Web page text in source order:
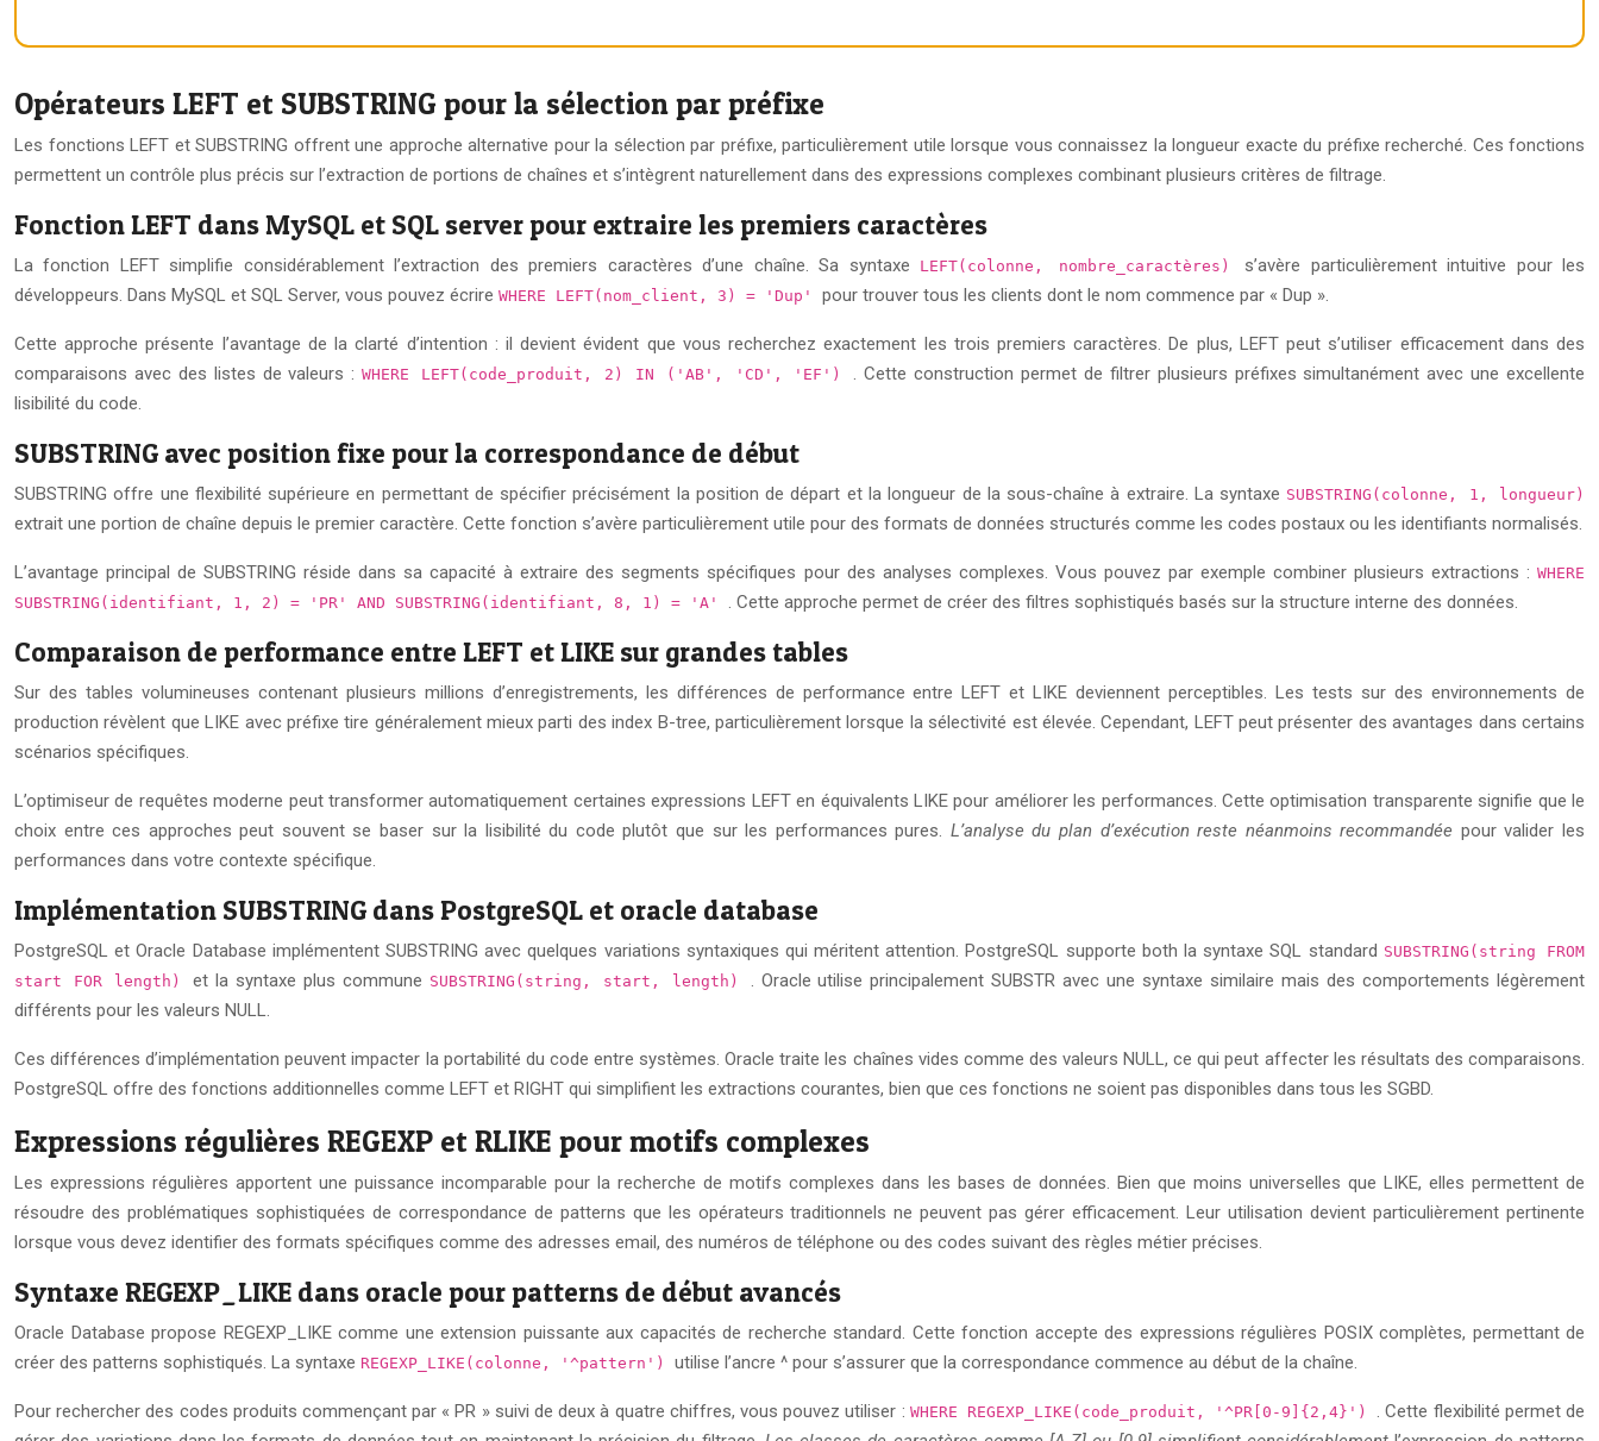
Opérateurs LEFT et SUBSTRING pour la sélection par préfixe
Les fonctions LEFT et SUBSTRING offrent une approche alternative pour la sélection par préfixe, particulièrement utile lorsque vous connaissez la longueur exacte du préfixe recherché. Ces fonctions
permettent un contrôle plus précis sur l’extraction de portions de chaînes et s’intègrent naturellement dans des expressions complexes combinant plusieurs critères de filtrage.
Fonction LEFT dans MySQL et SQL server pour extraire les premiers caractères
La fonction LEFT simplifie considérablement l’extraction des premiers caractères d’une chaîne. Sa syntaxe LEFT(colonne, nombre_caractères) s’avère particulièrement intuitive pour les
développeurs. Dans MySQL et SQL Server, vous pouvez écrire WHERE LEFT(nom_client, 3) = 'Dup' pour trouver tous les clients dont le nom commence par « Dup ».
Cette approche présente l’avantage de la clarté d’intention : il devient évident que vous recherchez exactement les trois premiers caractères. De plus, LEFT peut s’utiliser efficacement dans des
comparaisons avec des listes de valeurs :WHERE LEFT(code_produit, 2) IN ('AB', 'CD', 'EF')
. Cette construction permet de filtrer plusieurs préfixes simultanément avec une excellente
lisibilité du code.
SUBSTRING avec position fixe pour la correspondance de début
SUBSTRING offre une flexibilité supérieure en permettant de spécifier précisément la position de départ et la longueur de la sous-chaîne à extraire. La syntaxe SUBSTRING(colonne, 1, longueur)
extrait une portion de chaîne depuis le premier caractère. Cette fonction s’avère particulièrement utile pour des formats de données structurés comme les codes postaux ou les identifiants normalisés.
L’avantage principal de SUBSTRING réside dans sa capacité à extraire des segments spécifiques pour des analyses complexes. Vous pouvez par exemple combiner plusieurs extractions : WHERE
SUBSTRING(identifiant, 1, 2) = 'PR' AND SUBSTRING(identifiant, 8, 1) = 'A'
. Cette approche permet de créer des filtres sophistiqués basés sur la structure interne des données.
Comparaison de performance entre LEFT et LIKE sur grandes tables
Sur des tables volumineuses contenant plusieurs millions d’enregistrements, les différences de performance entre LEFT et LIKE deviennent perceptibles. Les tests sur des environnements de
production révèlent que LIKE avec préfixe tire généralement mieux parti des index B-tree, particulièrement lorsque la sélectivité est élevée. Cependant, LEFT peut présenter des avantages dans certains
scénarios spécifiques.
L’optimiseur de requêtes moderne peut transformer automatiquement certaines expressions LEFT en équivalents LIKE pour améliorer les performances. Cette optimisation transparente signifie que le
choix entre ces approches peut souvent se baser sur la lisibilité du code plutôt que sur les performances pures. L’analyse du plan d’exécution reste néanmoins recommandée pour valider les
performances dans votre contexte spécifique.
Implémentation SUBSTRING dans PostgreSQL et oracle database
PostgreSQL et Oracle Database implémentent SUBSTRING avec quelques variations syntaxiques qui méritent attention. PostgreSQL supporte both la syntaxe SQL standard SUBSTRING(string FROM
start FOR length) et la syntaxe plus commune SUBSTRING(string, start, length)
. Oracle utilise principalement SUBSTR avec une syntaxe similaire mais des comportements légèrement
différents pour les valeurs NULL.
Ces différences d’implémentation peuvent impacter la portabilité du code entre systèmes. Oracle traite les chaînes vides comme des valeurs NULL, ce qui peut affecter les résultats des comparaisons.
PostgreSQL offre des fonctions additionnelles comme LEFT et RIGHT qui simplifient les extractions courantes, bien que ces fonctions ne soient pas disponibles dans tous les SGBD.
Expressions régulières REGEXP et RLIKE pour motifs complexes
Les expressions régulières apportent une puissance incomparable pour la recherche de motifs complexes dans les bases de données. Bien que moins universelles que LIKE, elles permettent de
résoudre des problématiques sophistiquées de correspondance de patterns que les opérateurs traditionnels ne peuvent pas gérer efficacement. Leur utilisation devient particulièrement pertinente
lorsque vous devez identifier des formats spécifiques comme des adresses email, des numéros de téléphone ou des codes suivant des règles métier précises.
Syntaxe REGEXP_LIKE dans oracle pour patterns de début avancés
Oracle Database propose REGEXP_LIKE comme une extension puissante aux capacités de recherche standard. Cette fonction accepte des expressions régulières POSIX complètes, permettant de
créer des patterns sophistiqués. La syntaxe REGEXP_LIKE(colonne, '^pattern') utilise l’ancre ^ pour s’assurer que la correspondance commence au début de la chaîne.
Pour rechercher des codes produits commençant par « PR » suivi de deux à quatre chiffres, vous pouvez utiliser : WHERE REGEXP_LIKE(code_produit, '^PR[0-9]{2,4}')
. Cette flexibilité permet de